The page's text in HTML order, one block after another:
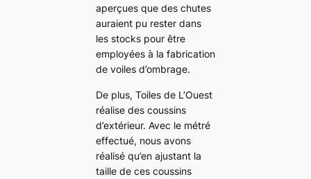
aperçues que des chutes
auraient pu rester dans
les stocks pour être
employées à la fabrication
de voiles d’ombrage.
De plus, Toiles de L’Ouest
réalise des coussins
d’extérieur. Avec le métré
effectué, nous avons
réalisé qu’en ajustant la
taille de ces coussins